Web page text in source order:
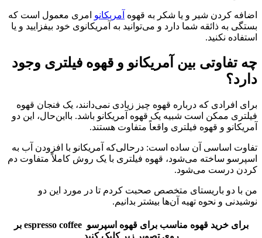
اضافه کردن شیر و یا شکر به قهوه آمریکانو امری معمول است که
بستگی به ذائقه شما دارد و می‌توانید به آمریکانوی خود بیفزایید و یا
استفاده نکنید.
چه تفاوتی بین آمریکانو و قهوه فیلتری وجود
دارد؟
برای افرادی که درباره قهوه چیز زیادی نمی‌دانند، یک فنجان قهوه
فیلتری ممکن است شبیه یک قهوه آمریکانو باشد. بااین‌حال، این دو
آمریکانو و قهوه فیلتری واقعاً متفاوت هستند.
تفاوت اساسی آن ساده است: درحالی‌که آمریکانو با افزودن آب به
اسپرسو ساخته می‌شود، قهوه فیلتری با یک روش کاملاً متفاوت دم
کردن درست می‌شود.
من با دو باریستای متخصص صحبت کردم تا در مورد این دو
نوشیدنی و نحوه تهیه آن‌ها بیشتر بدانیم.
برای خرید قهوه مناسب برای قهوه اسپرسو espresso coffee بر
روی تصویر زیر کلیک کنید